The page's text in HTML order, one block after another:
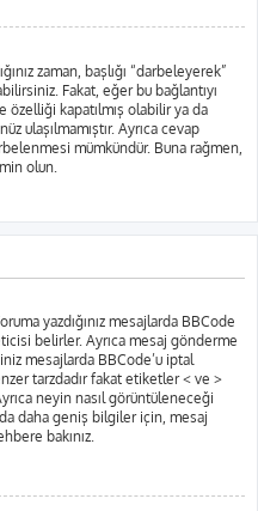
zaman, başlığı “darbeleyerek”
Fakat, eğer bu bağlantıyı
özelliği kapatılmış olabilir ya da
ulaşılmamıştır. Ayrıca cevap
mümkündür. Buna rağmen,
olun.
yazdığınız mesajlarda BBCode
belirler. Ayrıca mesaj gönderme
mesajlarda BBCode’u iptal
tarzdadır fakat etiketler < ve >
neyin nasıl görüntüleneceği
daha geniş bilgiler için, mesaj
bakınız.